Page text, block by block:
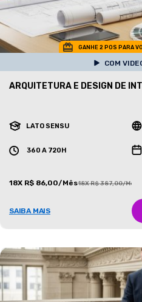
GANHE 2 POS PARA
COM
ARQUITETURA E DESIGN DE
LATO SENSU
360 A 720H
18X R$ 86,00/Mês18X R$ 387,00/Mês
SAIBA MAIS